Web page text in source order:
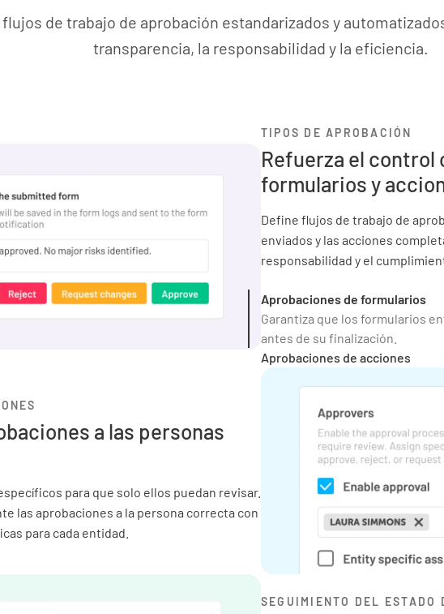
flujos de trabajo de aprobación estandarizados y
transparencia, la responsabilidad y la eficiencia.
TIPOS DE APROBACIÓN
Refuerza el control
formularios y
Define flujos de trabajo de
enviados y las acciones
responsabilidad y el
Aprobaciones de formularios
Garantiza que los formularios
antes de su finalización.
Aprobaciones de acciones
a las personas
para que solo ellos puedan revisar.
las aprobaciones a la persona correcta con
para cada entidad.
SEGUIMIENTO DEL ESTADO